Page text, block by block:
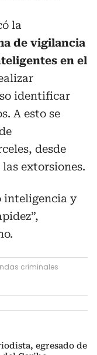
la
de vigilancia
en el
identificar
A esto se
desde
extorsiones.
inteligencia y
criminales
egresado de